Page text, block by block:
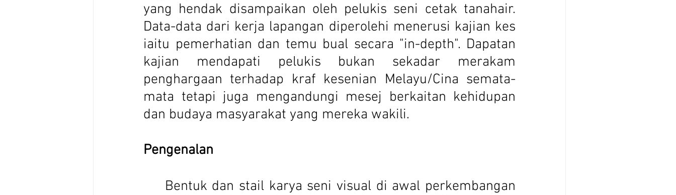
yang hendak disampaikan oleh pelukis seni cetak tanahair.
Data-data dari kerja lapangan diperolehi menerusi kajian kes
iaitu pemerhatian dan temu bual secara "in-depth". Dapatan
kajian mendapati pelukis bukan sekadar merakam
penghargaan terhadap kraf kesenian Melayu/Cina semata-
mata tetapi juga mengandungi mesej berkaitan kehidupan
dan budaya masyarakat yang mereka wakili.
Pengenalan